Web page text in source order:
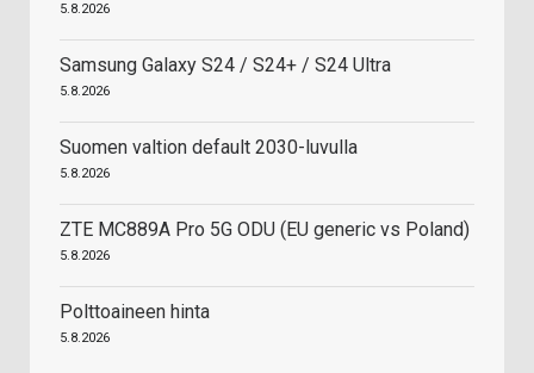
5.8.2026
Samsung Galaxy S24 / S24+ / S24 Ultra
5.8.2026
Suomen valtion default 2030-luvulla
5.8.2026
ZTE MC889A Pro 5G ODU (EU generic vs Poland)
5.8.2026
Polttoaineen hinta
5.8.2026